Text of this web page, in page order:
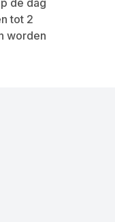
de dag
tot 2
worden